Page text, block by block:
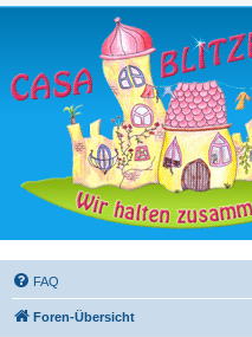
FAQ
Foren-Übersicht